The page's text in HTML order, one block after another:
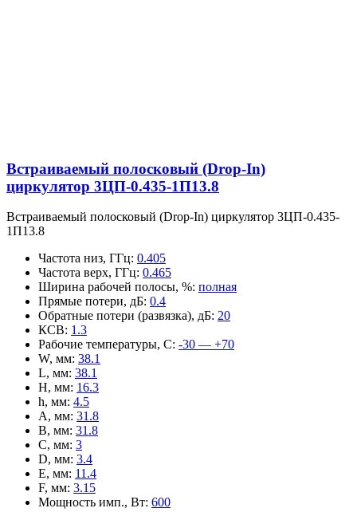
Встраиваемый полосковый (Drop-In)
циркулятор 3ЦП-0.435-1П13.8
Встраиваемый полосковый (Drop-In) циркулятор 3ЦП-0.435-
1П13.8
Частота низ, ГГц: 0.405
Частота верх, ГГц: 0.465
Ширина рабочей полосы, %: полная
Прямые потери, дБ: 0.4
Обратные потери (развязка), дБ: 20
КСВ: 1.3
Рабочие температуры, С: -30 — +70
W, мм: 38.1
L, мм: 38.1
H, мм: 16.3
h, мм: 4.5
A, мм: 31.8
B, мм: 31.8
C, мм: 3
D, мм: 3.4
E, мм: 11.4
F, мм: 3.15
Мощность имп., Вт: 600